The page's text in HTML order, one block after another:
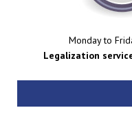
Monday to
Legalization